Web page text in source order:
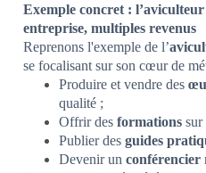
Exemple concret :
entreprise, multiples revenus
Reprenons l'exemple de l’
se focalisant sur son cœur de
Produire et vendre des
qualité ;
Offrir des formations sur
Publier des guides
Devenir un conférencier